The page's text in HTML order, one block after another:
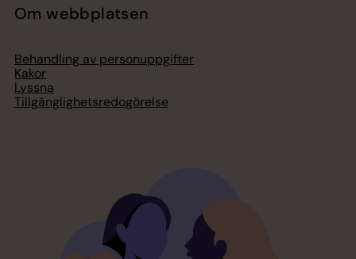
Om webbplatsen
Behandling av personuppgifter
Kakor
Lyssna
Tillgänglighetsredogörelse